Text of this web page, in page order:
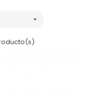
